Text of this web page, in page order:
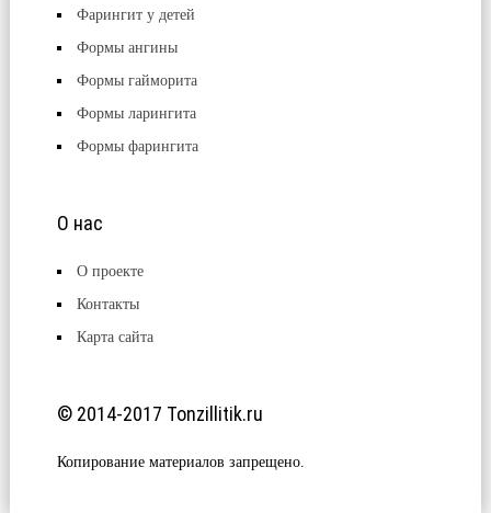
Фарингит у детей
Формы ангины
Формы гайморита
Формы ларингита
Формы фарингита
О нас
О проекте
Контакты
Карта сайта
© 2014-2017 Tonzillitik.ru
Копирование материалов запрещено.